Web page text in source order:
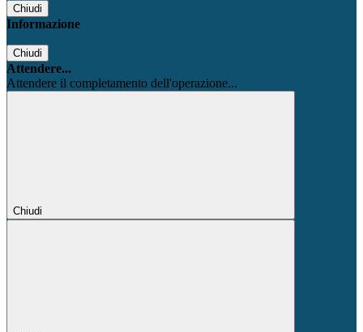
Chiudi
Informazione
Chiudi
Attendere...
Attendere il completamento dell'operazione...
Chiudi